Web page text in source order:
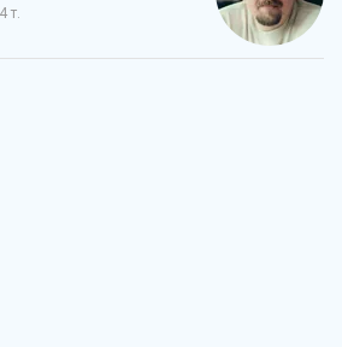
т.